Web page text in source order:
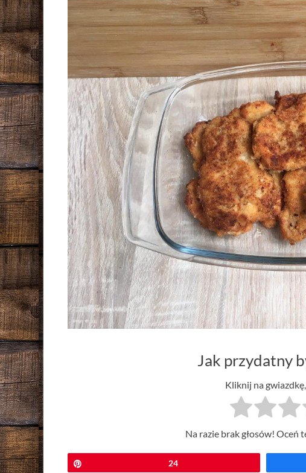
Jak przydatny
Kliknij na
Na razie brak głosów! Oceń
24